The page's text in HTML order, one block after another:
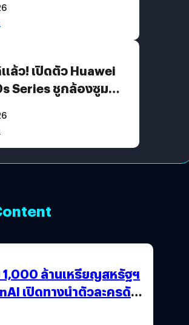
B2B
แล้ว! เปิดตัว Huawei
Series ชูกล้องซูม
1,000 ล้านเหรียญสหรัฐฯ
เปิดทางนำตัวละครดัง